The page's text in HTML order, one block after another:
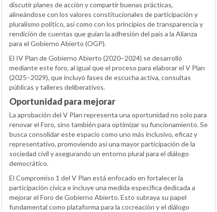
discutir planes de acción y compartir buenas prácticas,
alineándose con los valores constitucionales de participación y
pluralismo político, así como con los principios de transparencia y
rendición de cuentas que guían la adhesión del país a la Alianza
para el Gobierno Abierto (OGP).
El IV Plan de Gobierno Abierto (2020–2024) se desarrolló
mediante este foro, al igual que el proceso para elaborar el V Plan
(2025–2029), que incluyó fases de escucha activa, consultas
públicas y talleres deliberativos.
Oportunidad para mejorar
La aprobación del V Plan representa una oportunidad no solo para
renovar el Foro, sino también para optimizar su funcionamiento. Se
busca consolidar este espacio como uno más inclusivo, eficaz y
representativo, promoviendo así una mayor participación de la
sociedad civil y asegurando un entorno plural para el diálogo
democrático.
El Compromiso 1 del V Plan está enfocado en fortalecer la
participación cívica e incluye una medida específica dedicada a
mejorar el Foro de Gobierno Abierto. Esto subraya su papel
fundamental como plataforma para la cocreación y el diálogo